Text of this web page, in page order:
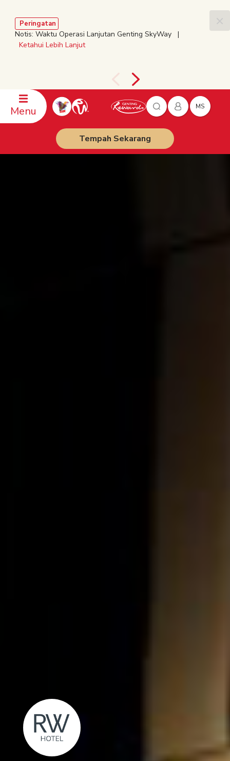
Peringatan
Notis: Waktu Operasi Lanjutan Genting SkyWay |
Ketahui Lebih Lanjut
Menu MS
Tempah Sekarang